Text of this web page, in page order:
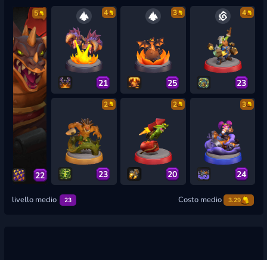
5
22
4
21
3
25
4
23
2
23
2
20
3
24
livello medio 23 Costo medio 3.29